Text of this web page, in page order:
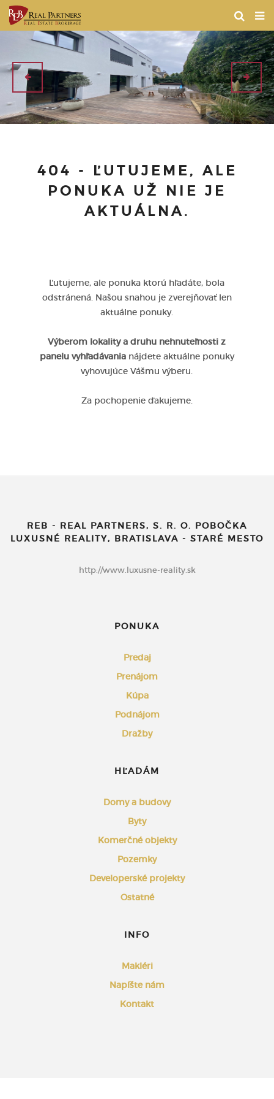
404 - ĽUTUJEME, ALE
PONUKA UŽ NIE JE
AKTUÁLNA.
Ľutujeme, ale ponuka ktorú hľadáte, bola
odstránená. Našou snahou je zverejňovať len
aktuálne ponuky.
Výberom lokality a druhu nehnuteľnosti z
panelu vyhľadávanianájdete aktuálne ponuky
vyhovujúce Vášmu výberu.
Za pochopenie ďakujeme.
REB - REAL PARTNERS, S. R. O. POBOČKA
LUXUSNÉ REALITY, BRATISLAVA - STARÉ MESTO
http://www.luxusne-reality.sk
PONUKA
Predaj
Prenájom
Kúpa
Podnájom
Dražby
HĽADÁM
Domy a budovy
Byty
Komerčné objekty
Pozemky
Developerské projekty
Ostatné
INFO
Makléri
Napíšte nám
Kontakt